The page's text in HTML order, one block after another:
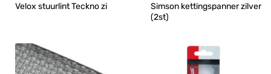
Velox stuurlint Teckno zi
Simson kettingspanner zilver
(2st)